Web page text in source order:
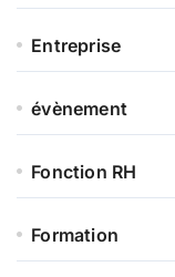
Entreprise
évènement
Fonction RH
Formation